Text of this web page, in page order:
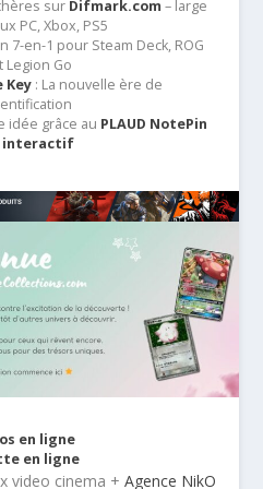
sur Difmark.com – large
PC, Xbox, PS5
7-en-1 pour Steam Deck, ROG
Legion Go
Key : La nouvelle ère de
idée grâce au PLAUD NotePin
interactif
en ligne
en ligne
video cinema + Agence NikO